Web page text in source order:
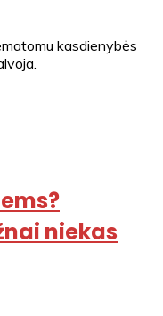
kasdienybės
niekas